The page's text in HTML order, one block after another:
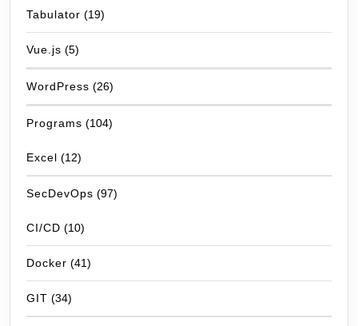
Tabulator (19)
Vue.js (5)
WordPress (26)
Programs (104)
Excel (12)
SecDevOps (97)
CI/CD (10)
Docker (41)
GIT (34)